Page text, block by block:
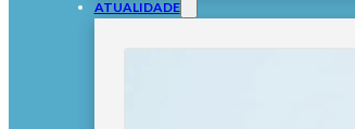
ATUALIDADE